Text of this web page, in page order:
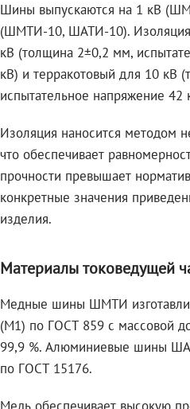
Шины выпускаются на 1 кВ
(ШМТИ-10, ШАТИ-10).
кВ (толщина 2±0,2 мм,
кВ) и терракотовый для 10 кВ
испытательное напряжение 42
Изоляция наносится методом
что обеспечивает
прочности превышает
конкретные значения
изделия.
Материалы токоведущей
Медные шины ШМТИ
(M1) по ГОСТ 859 с массовой
99,9 %. Алюминиевые шины
по ГОСТ 15176.